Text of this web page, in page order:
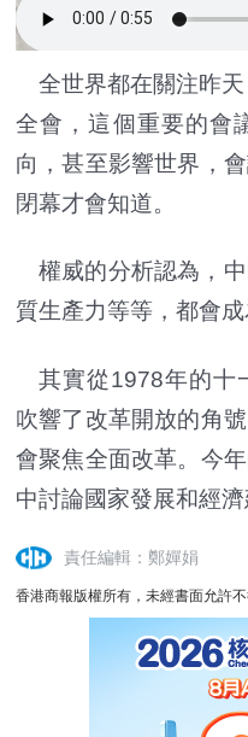
全世界都在關注昨
全會，這個重要的會
向，甚至影響世界，
閉幕才會知道。
權威的分析認為，
質生產力等等，都會
其實從1978年的十
吹響了改革開放的角
會聚焦全面改革。今
中討論國家發展和經濟
責任編輯：鄭嬋娟
香港商報版權所有，未經書面允許不